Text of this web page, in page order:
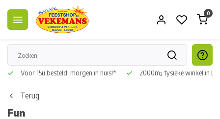
0
Voor 15u besteld, morgen in huis!* 2000m² fysieke winkel in
Terug
Fun